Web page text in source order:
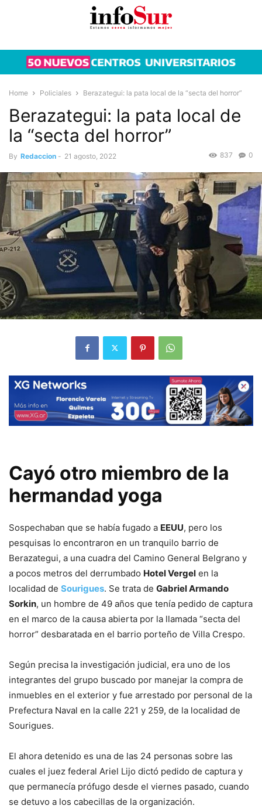
Home Policiales Berazategui: la pata local de la “secta del horror”
Berazategui: la pata local de
la “secta del horror”
By Redaccion - 21 agosto, 2022 0
837
Cayó otro miembro de la
hermandad yoga
Sospechaban que se había fugado a EEUU, pero los
pesquisas lo encontraron en un tranquilo barrio de
Berazategui, a una cuadra del Camino General Belgrano y
a pocos metros del derrumbado Hotel Vergel en la
localidad de Sourigues. Se trata de Gabriel Armando
Sorkin, un hombre de 49 años que tenía pedido de captura
en el marco de la causa abierta por la llamada “secta del
horror” desbaratada en el barrio porteño de Villa Crespo.
Según precisa la investigación judicial, era uno de los
integrantes del grupo buscado por manejar la compra de
inmuebles en el exterior y fue arrestado por personal de la
Prefectura Naval en la calle 221 y 259, de la localidad de
Sourigues.
El ahora detenido es una de las 24 personas sobre las
cuales el juez federal Ariel Lijo dictó pedido de captura y
que permanecía prófugo desde el viernes pasado, cuando
se detuvo a los cabecillas de la organización.